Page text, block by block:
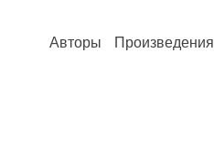
Авторы Произведения